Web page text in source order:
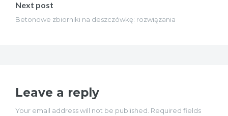
Next post
Betonowe zbiorniki na deszczówkę: rozwiązania
Leave a reply
Your email address will not be published. Required fields